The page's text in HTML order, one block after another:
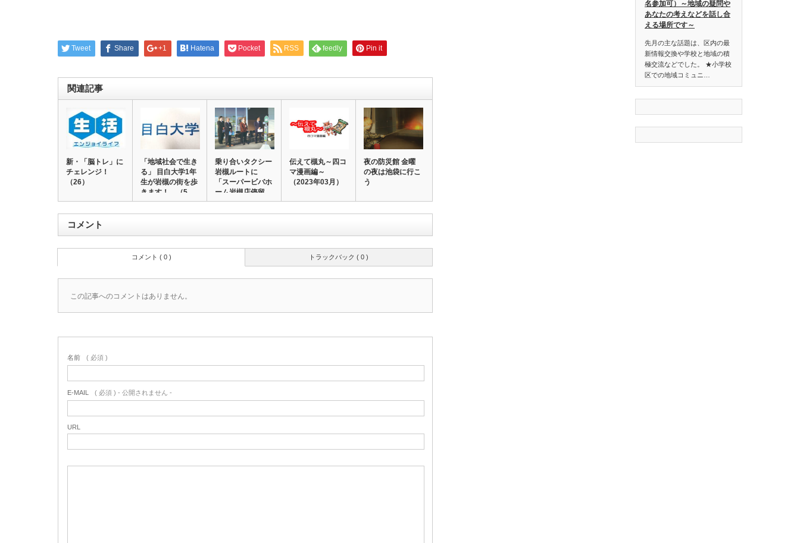
Tweet Share +1 Hatena Pocket RSS feedly Pin it
関連記事
新・「脳トレ」に
チェレンジ！
（26）
「地域社会で生き
る」 目白大学1年
生が岩槻の街を歩
きます！ （5…
乗り合いタクシー
岩槻ルートに
「スーパービバホ
ーム岩槻店停留
所」…
伝えて槻丸～四コ
マ漫画編～
（2023年03月）
夜の防災館 金曜
の夜は池袋に行こ
う
コメント
トラックバック ( 0 )
コメント ( 0 )
この記事へのコメントはありません。
名前 ( 必須 )
E-MAIL ( 必須 ) - 公開されません -
URL
名参加可）～地域の疑問や
あなたの考えなどを話し合
える場所です～
先月の主な話題は、区内の最
新情報交換や学校と地域の積
極交流などでした。 ★小学校
区での地域コミュニ…